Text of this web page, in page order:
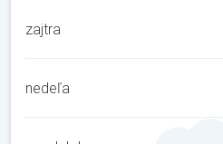
zajtra
nedeľa